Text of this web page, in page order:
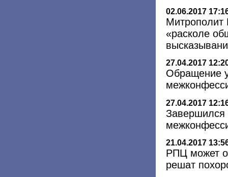
02.06.2017
Митрополит
«расколе
27.04.2017
Обращение
27.04.2017
Завершился
21.04.2017
РПЦ может
решат